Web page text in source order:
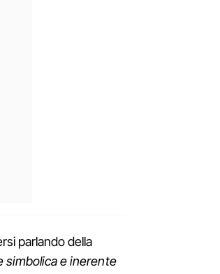
parlando della
simbolica e inerente